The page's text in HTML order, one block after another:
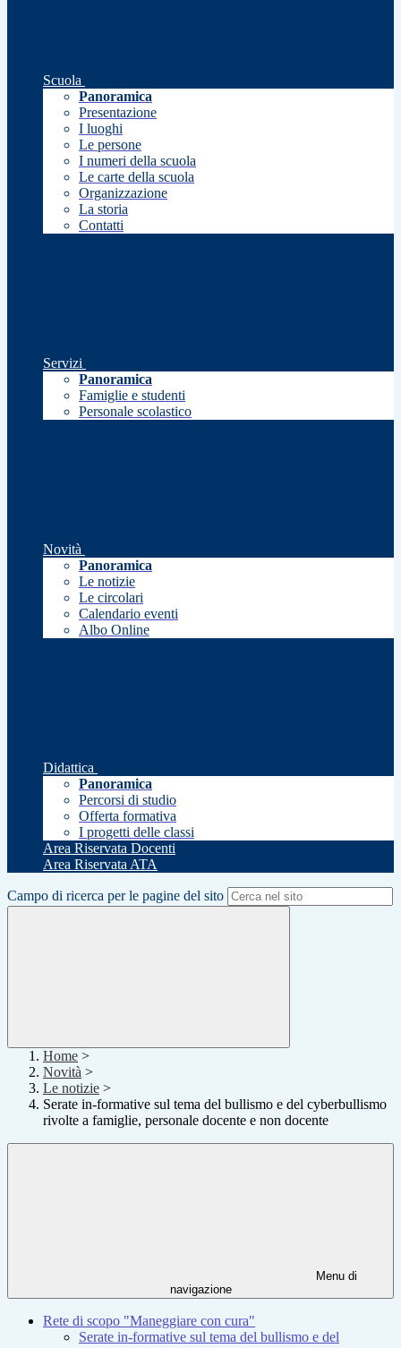
Scuola
Panoramica
Presentazione
I luoghi
Le persone
I numeri della scuola
Le carte della scuola
Organizzazione
La storia
Contatti
Servizi
Panoramica
Famiglie e studenti
Personale scolastico
Novità
Panoramica
Le notizie
Le circolari
Calendario eventi
Albo Online
Didattica
Panoramica
Percorsi di studio
Offerta formativa
I progetti delle classi
Area Riservata Docenti
Area Riservata ATA
Campo di ricerca per le pagine del sito
Home >
Novità >
Le notizie >
Serate in-formative sul tema del bullismo e del cyberbullismo
rivolte a famiglie, personale docente e non docente
Menu di
navigazione
Rete di scopo "Maneggiare con cura"
Serate in-formative sul tema del bullismo e del